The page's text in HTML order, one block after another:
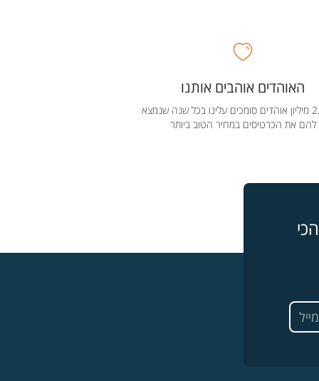
האוהדים אוהבים אותנו
מעל 2.5 מיליון אוהדים סומכים עלינו בכל שנה שנמצא
להם את הכרטיסים במחיר הטוב ביותר